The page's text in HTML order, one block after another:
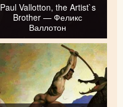
Paul Vallotton, the Artist`s
Brother — Феликс
Валлотон